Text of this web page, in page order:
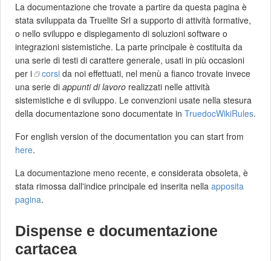
La documentazione che trovate a partire da questa pagina è
stata sviluppata da Truelite Srl a supporto di attività formative,
o nello sviluppo e dispiegamento di soluzioni software o
integrazioni sistemistiche. La parte principale è costituita da
una serie di testi di carattere generale, usati in più occasioni
per i
corsi da noi effettuati, nel menù a fianco trovate invece
una serie di appunti di lavoro realizzati nelle attività
sistemistiche e di sviluppo. Le convenzioni usate nella stesura
della documentazione sono documentate in TruedocWikiRules.
For english version of the documentation you can start from
here.
La documentazione meno recente, e considerata obsoleta, è
stata rimossa dall'indice principale ed inserita nella apposita
pagina.
Dispense e documentazione
cartacea